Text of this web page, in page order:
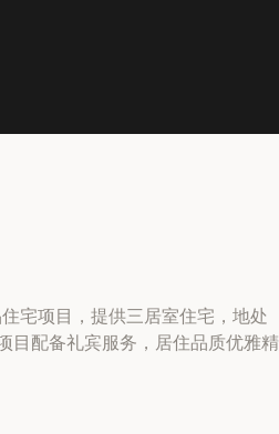
项目，提供三居室住宅，地处
配备礼宾服务，居住品质优雅精